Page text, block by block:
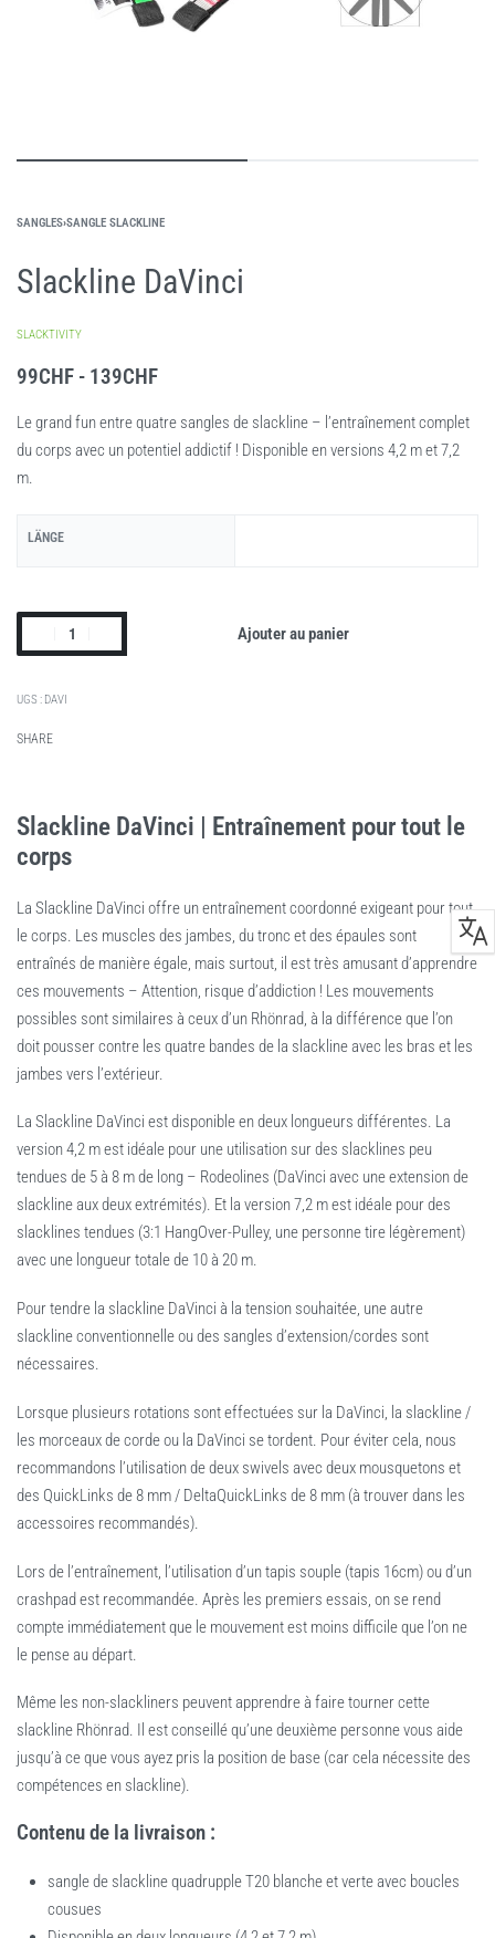
SANGLES›SANGLE SLACKLINE
Slackline DaVinci
SLACKTIVITY
99CHF 139CHF
Le grand fun entre quatre sangles de slackline – l’entraînement complet
du corps avec un potentiel addictif ! Disponible en versions 4,2 m et 7,2
m.
LÄNGE
Ajouter au panier
DAVI
SHARE
Slackline DaVinci | Entraînement pour tout le
corps
La Slackline DaVinci offre un entraînement coordonné exigeant pour tout
le corps. Les muscles des jambes, du tronc et des épaules sont
entraînés de manière égale, mais surtout, il est très amusant d’apprendre
ces mouvements – Attention, risque d’addiction ! Les mouvements
possibles sont similaires à ceux d’un Rhönrad, à la différence que l’on
doit pousser contre les quatre bandes de la slackline avec les bras et les
jambes vers l’extérieur.
La Slackline DaVinci est disponible en deux longueurs différentes. La
version 4,2 m est idéale pour une utilisation sur des slacklines peu
tendues de 5 à 8 m de long – Rodeolines (DaVinci avec une extension de
slackline aux deux extrémités). Et la version 7,2 m est idéale pour des
slacklines tendues (3:1 HangOver-Pulley, une personne tire légèrement)
avec une longueur totale de 10 à 20 m.
Pour tendre la slackline DaVinci à la tension souhaitée, une autre
slackline conventionnelle ou des sangles d’extension/cordes sont
nécessaires.
Lorsque plusieurs rotations sont effectuées sur la DaVinci, la slackline /
les morceaux de corde ou la DaVinci se tordent. Pour éviter cela, nous
recommandons l’utilisation de deux swivels avec deux mousquetons et
des QuickLinks de 8 mm / DeltaQuickLinks de 8 mm (à trouver dans les
accessoires recommandés).
Lors de l’entraînement, l’utilisation d’un tapis souple (tapis 16cm) ou d’un
crashpad est recommandée. Après les premiers essais, on se rend
compte immédiatement que le mouvement est moins difficile que l’on ne
le pense au départ.
Même les non-slackliners peuvent apprendre à faire tourner cette
slackline Rhönrad. Il est conseillé qu’une deuxième personne vous aide
jusqu’à ce que vous ayez pris la position de base (car cela nécessite des
compétences en slackline).
Contenu de la livraison :
sangle de slackline quadrupple T20 blanche et verte avec boucles
cousues